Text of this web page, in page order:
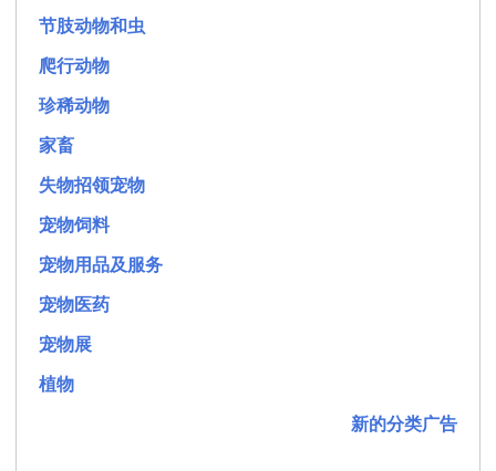
节肢动物和虫
爬行动物
珍稀动物
家畜
失物招领宠物
宠物饲料
宠物用品及服务
宠物医药
宠物展
植物
新的分类广告